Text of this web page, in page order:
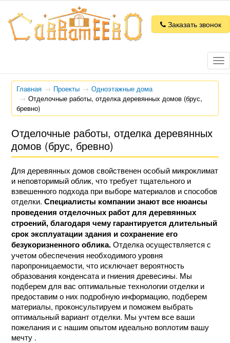
Заказать звонок
Главная Проекты
Одноэтажные дома
Отделочные работы, отделка деревянных домов (брус,
бревно)
Отделочные работы, отделка деревянных
домов (брус, бревно)
Для деревянных домов свойственен особый микроклимат
и неповторимый облик, что требует тщательного и
взвешенного подхода при выборе материалов и способов
отделки. Специалисты компании знают все нюансы
проведения отделочных работ для деревянных
строений, благодаря чему гарантируется длительный
срок эксплуатации здания и сохранение его
безукоризненного облика.Отделка осуществляется с
учетом обеспечения необходимого уровня
паропроницаемости, что исключает вероятность
образования конденсата и гниения древесины. Мы
подберем для вас оптимальные технологии отделки и
предоставим о них подробную информацию, подберем
материалы, проконсультируем и поможем выбрать
оптимальный вариант отделки. Мы учтем все ваши
пожелания и с нашим опытом идеально воплотим вашу
мечту .